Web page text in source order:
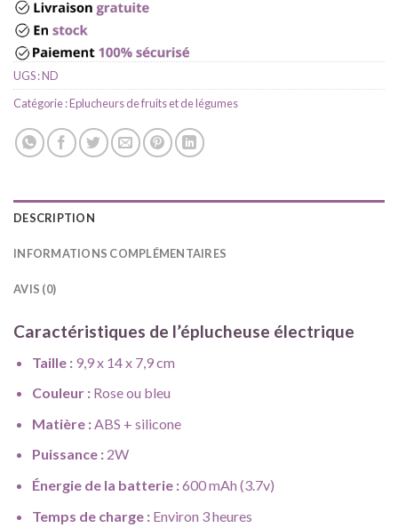
UGS :ND
Catégorie :Eplucheurs de fruits et de légumes
DESCRIPTION
INFORMATIONS COMPLÉMENTAIRES
AVIS (0)
Caractéristiques de l’éplucheuse électrique
Taille :9,9 x 14 x 7,9 cm
Couleur :Rose ou bleu
Matière :ABS + silicone
Puissance :2W
Énergie de la batterie :600 mAh (3.7v)
Temps de charge :Environ 3 heures